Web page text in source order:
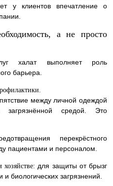
у клиентов впечатление о
а не просто
халат выполняет роль
барьера.
между личной одеждой
загрязнённой средой. Это
перекрёстного
пациентами и персоналом.
для защиты от брызг
биологических загрязнений.